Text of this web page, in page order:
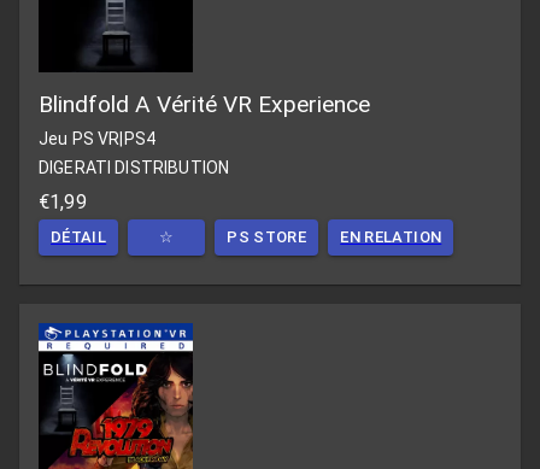
Blindfold A Vérité VR Experience
Jeu PS VR|PS4
DIGERATI DISTRIBUTION
€1,99
DÉTAIL ☆ PS STORE EN RELATION